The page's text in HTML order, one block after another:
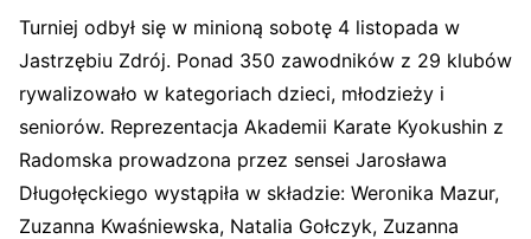
Turniej odbył się w minioną sobotę 4 listopada w
Jastrzębiu Zdrój. Ponad 350 zawodników z 29 klubów
rywalizowało w kategoriach dzieci, młodzieży i
seniorów. Reprezentacja Akademii Karate Kyokushin z
Radomska prowadzona przez sensei Jarosława
Długołęckiego wystąpiła w składzie: Weronika Mazur,
Zuzanna Kwaśniewska, Natalia Gołczyk, Zuzanna